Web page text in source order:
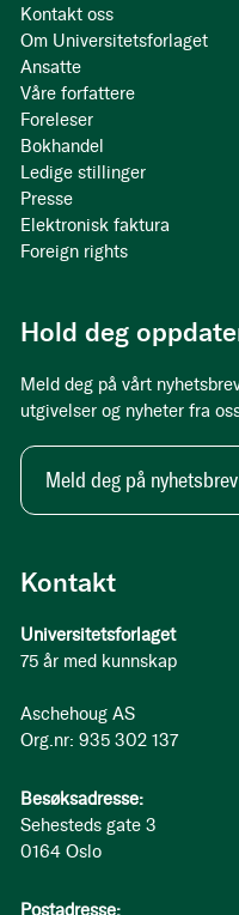
Kontakt
Universitetsforlaget
75 år med kunnskap
Aschehoug AS
Org.nr: 935 302 137
Besøksadresse:
Sehesteds gate 3
0164 Oslo
Postadresse:
Kontakt oss
Om Universitetsforlaget
Ansatte
Våre forfattere
Foreleser
Bokhandel
Ledige stillinger
Presse
Elektronisk faktura
Foreign rights
Hold deg
Meld deg på vårt
utgivelser og nyheter fra
Meld deg på nyhetsbrev